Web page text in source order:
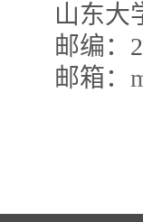
山东大
邮编：
邮箱：